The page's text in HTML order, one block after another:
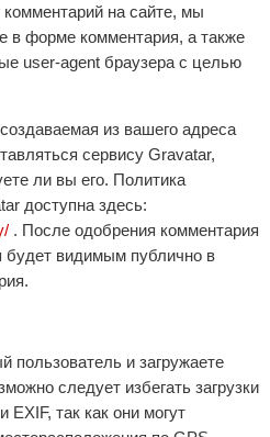
на сайте, мы
в форме комментария, а также
user-agent браузера с целью
из вашего адреса
сервису Gravatar,
ли вы его. Политика
доступна здесь:
. После одобрения комментария
видимым публично в
пользователь и загружаете
следует избегать загрузки
так как они могут